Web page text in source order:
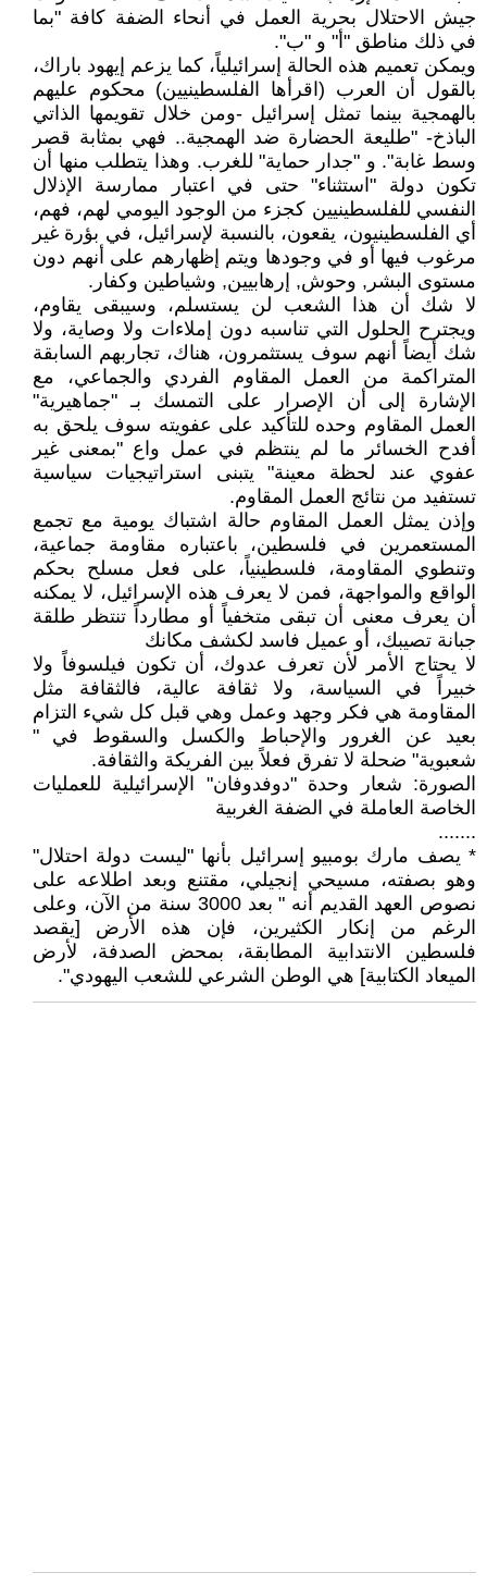
جيش الاحتلال بحرية العمل في أنحاء الضفة كافة "بما
في ذلك مناطق "أ" و "ب".
ويمكن تعميم هذه الحالة إسرائيلياً، كما يزعم إيهود باراك،
بالقول أن العرب (اقرأها الفلسطينيين) محكوم عليهم
بالهمجية بينما تمثل إسرائيل -ومن خلال تقويمها الذاتي
الباذخ- "طليعة الحضارة ضد الهمجية.. فهي بمثابة قصر
وسط غابة". و "جدار حماية" للغرب. وهذا يتطلب منها أن
تكون دولة "استثناء" حتى في اعتبار ممارسة الإذلال
النفسي للفلسطينيين كجزء من الوجود اليومي لهم، فهم،
أي الفلسطينيون، يقعون، بالنسبة لإسرائيل، في بؤرة غير
مرغوب فيها أو في وجودها ويتم إظهارهم على أنهم دون
مستوى البشر, وحوش, إرهابيين, وشياطين وكفار.
لا شك أن هذا الشعب لن يستسلم، وسيبقى يقاوم،
ويجترح الحلول التي تناسبه دون إملاءات ولا وصاية، ولا
شك أيضاً أنهم سوف يستثمرون، هناك، تجاربهم السابقة
المتراكمة من العمل المقاوم الفردي والجماعي، مع
الإشارة إلى أن الإصرار على التمسك بـ "جماهيرية"
العمل المقاوم وحده للتأكيد على عفويته سوف يلحق به
أفدح الخسائر ما لم ينتظم في عمل واع "بمعنى غير
عفوي عند لحظة معينة" يتبنى استراتيجيات سياسية
تستفيد من نتائج العمل المقاوم.
وإذن يمثل العمل المقاوم حالة اشتباك يومية مع تجمع
المستعمرين في فلسطين، باعتباره مقاومة جماعية،
وتنطوي المقاومة، فلسطينياً، على فعل مسلح بحكم
الواقع والمواجهة، فمن لا يعرف هذه الإسرائيل، لا يمكنه
أن يعرف معنى أن تبقى متخفياً أو مطارداً تنتظر طلقة
جبانة تصيبك، أو عميل فاسد لكشف مكانك
لا يحتاج الأمر لأن تعرف عدوك، أن تكون فيلسوفاً ولا
خبيراً في السياسة، ولا ثقافة عالية، فالثقافة مثل
المقاومة هي فكر وجهد وعمل وهي قبل كل شيء التزام
بعيد عن الغرور والإحباط والكسل والسقوط في "
شعبوية" ضحلة لا تفرق فعلاً بين الفريكة والثقافة.
الصورة: شعار وحدة "دوفدوفان" الإسرائيلية للعمليات
الخاصة العاملة في الضفة الغربية
.......
* يصف مارك بومبيو إسرائيل بأنها "ليست دولة احتلال"
وهو بصفته، مسيحي إنجيلي، مقتنع وبعد اطلاعه على
نصوص العهد القديم أنه " بعد 3000 سنة من الآن، وعلى
الرغم من إنكار الكثيرين، فإن هذه الأرض [يقصد
فلسطين الانتدابية المطابقة، بمحض الصدفة، لأرض
الميعاد الكتابية] هي الوطن الشرعي للشعب اليهودي".